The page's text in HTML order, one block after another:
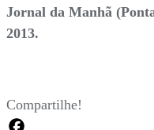
Jornal da Manhã
2013.
Compartilhe!